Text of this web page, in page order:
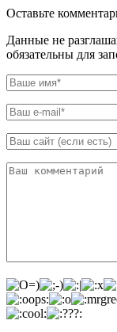
Оставьте
Данные не
обязательны для